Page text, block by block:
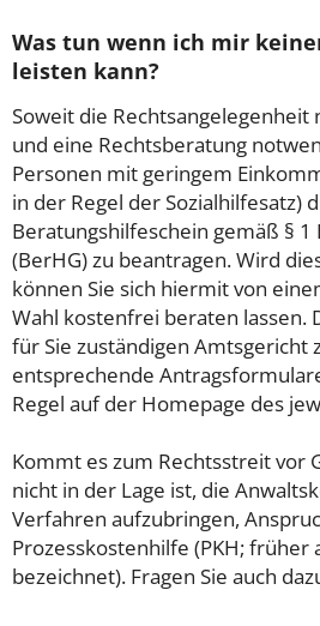
Was tun wenn ich mir
leisten kann?
Soweit die Rechtsangelegenheit
und eine Rechtsberatung
Personen mit geringem
in der Regel der Sozialhilfesatz)
Beratungshilfeschein gemäß §
(BerHG) zu beantragen. Wird
können Sie sich hiermit von
Wahl kostenfrei beraten lassen.
für Sie zuständigen Amtsgericht
entsprechende
Regel auf der Homepage des
Kommt es zum Rechtsstreit vor
nicht in der Lage ist, die
Verfahren aufzubringen,
Prozesskostenhilfe (PKH; früher
bezeichnet). Fragen Sie auch